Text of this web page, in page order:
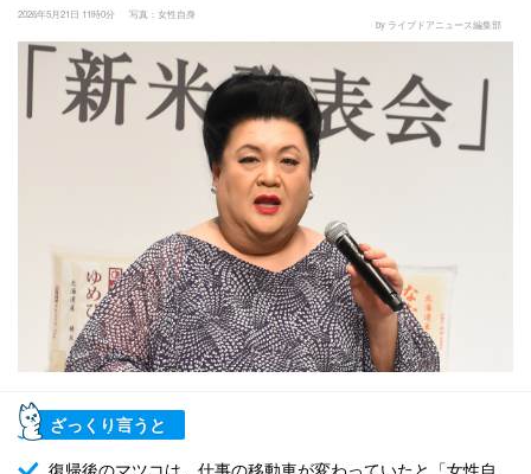
2026年5月21日 11時0分
写真：女性自身
by ライブドアニュース編集部
ざっくり言うと
復帰後のマツコは、仕事の移動車が変わっていたと「女性自